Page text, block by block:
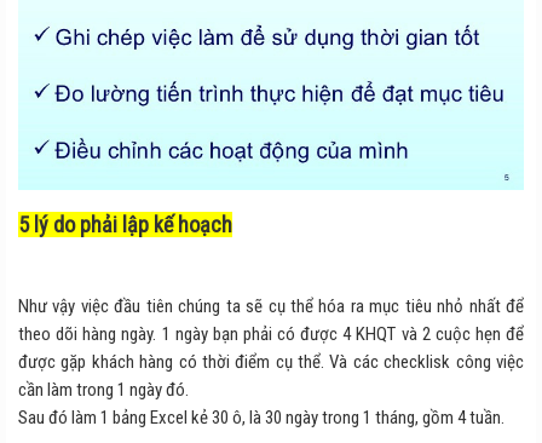
5 lý do phải lập kế hoạch
Như vậy việc đầu tiên chúng ta sẽ cụ thể hóa ra mục tiêu nhỏ nhất để
theo dõi hàng ngày. 1 ngày bạn phải có được 4 KHQT và 2 cuộc hẹn để
được gặp khách hàng có thời điểm cụ thể. Và các checklisk công việc
cần làm trong 1 ngày đó.
Sau đó làm 1 bảng Excel kẻ 30 ô, là 30 ngày trong 1 tháng, gồm 4 tuần.